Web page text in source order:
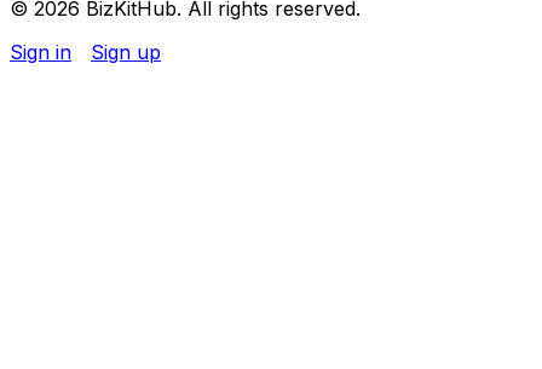
© 2026 BizKitHub. All rights reserved.
Sign in
Sign up